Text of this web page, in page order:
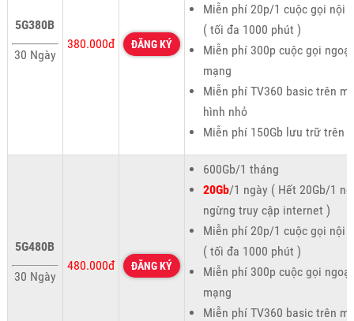
5G380B
30 Ngày
380.000đ ĐĂNG KÝ
Miễn phí 20p/1 cuộc gọi nội
( tối đa 1000 phút )
Miễn phí 300p cuộc gọi ngoại
mạng
Miễn phí TV360 basic trên
hình nhỏ
Miễn phí 150Gb lưu trữ trên
5G480B
30 Ngày
480.000đ ĐĂNG KÝ
600Gb/1 tháng
20Gb/1 ngày ( Hết 20Gb/1
ngừng truy cập internet )
Miễn phí 20p/1 cuộc gọi nội
( tối đa 1000 phút )
Miễn phí 300p cuộc gọi ngoại
mạng
Miễn phí TV360 basic trên